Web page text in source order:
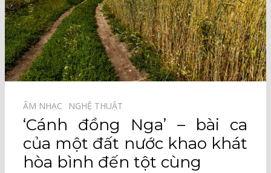
ÂM NHẠC⠀ NGHỆ THUẬT⠀
‘Cánh đồng Nga’ – bài ca
của một đất nước khao khát
hòa bình đến tột cùng